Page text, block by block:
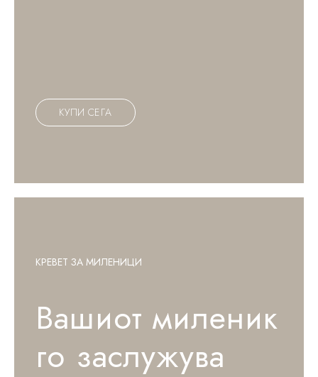
КУПИ СЕГА
КРЕВЕТ ЗА МИЛЕНИЦИ
Вашиот миленик
го заслужува